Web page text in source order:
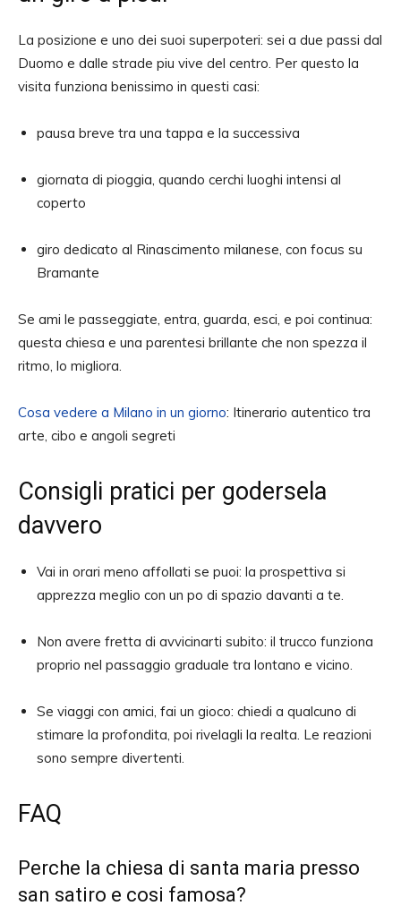
La posizione e uno dei suoi superpoteri: sei a due passi dal
Duomo e dalle strade piu vive del centro. Per questo la
visita funziona benissimo in questi casi:
pausa breve tra una tappa e la successiva
giornata di pioggia, quando cerchi luoghi intensi al
coperto
giro dedicato al Rinascimento milanese, con focus su
Bramante
Se ami le passeggiate, entra, guarda, esci, e poi continua:
questa chiesa e una parentesi brillante che non spezza il
ritmo, lo migliora.
Cosa vedere a Milano in un giorno: Itinerario autentico tra
arte, cibo e angoli segreti
Consigli pratici per godersela
davvero
Vai in orari meno affollati se puoi: la prospettiva si
apprezza meglio con un po di spazio davanti a te.
Non avere fretta di avvicinarti subito: il trucco funziona
proprio nel passaggio graduale tra lontano e vicino.
Se viaggi con amici, fai un gioco: chiedi a qualcuno di
stimare la profondita, poi rivelagli la realta. Le reazioni
sono sempre divertenti.
FAQ
Perche la chiesa di santa maria presso
san satiro e cosi famosa?